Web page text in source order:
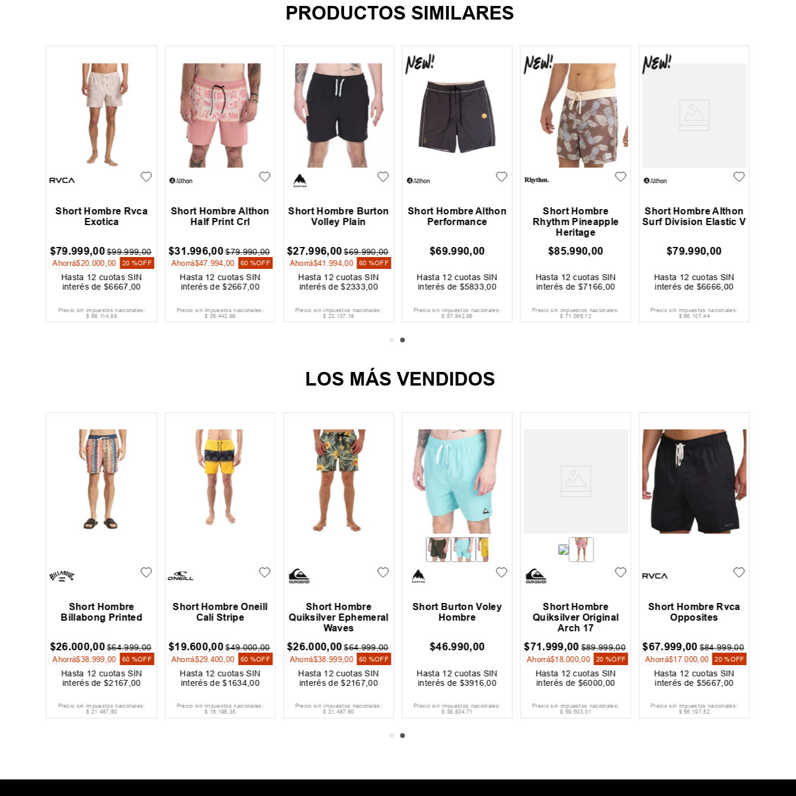
PRODUCTOS SIMILARES
Short Hombre Rvca
Exotica
$79.999,00 $99.999,00
Ahorrá$20.000 ,00 20 %OFF
Hasta 12 cuotas SIN
interés de$6667 ,00
Precio sin impuestos nacionales:
$ 66.114,88
Short Hombre Althon
Half Print Crl
$31.996,00 $79.990,00
Ahorrá$47.994 ,00 60 %OFF
Hasta 12 cuotas SIN
interés de$2667 ,00
Precio sin impuestos nacionales:
$ 26.442,98
Short Hombre Burton
Volley Plain
$27.996,00 $69.990,00
Ahorrá$41 .994,00 60 %OFF
Hasta 12 cuotas SIN
interés de$2333 ,00
Precio sin impuestos nacionales:
$ 23.137,19
Short Hombre Althon
Performance
$69.990,00
Hasta 12 cuotas SIN
interés de $5833 ,00
Precio sin impuestos nacionales:
$ 57.842,98
Short Hombre
Rhythm Pineapple
Heritage
$85.990,00
Hasta 12 cuotas SIN
interés de$7166 00
Precio sin impuestos nacionales:
$ 71 .066,12
Short Hombre Althon
Surf Division Elastic V
$79.990,00
Hasta 12 cuotas SIN
interés de$6666 ,00
Precio sin impuestos nacionales:
$ 66.107,44
LOS MÁS VENDIDOS
Short Hombre
Billabong Printed
$26.000,00 $64.999,00
Ahorrá$38.999 ,00 60 %OFF
Hasta 12 cuotas SIN
interés de$2167 ,00
Precio sin impuestos nacionales:
$ 21.487,60
Short Hombre Oneill
Cali Stripe
$19.600,00 $49.000,00
Ahorrá$29.400 ,00 60 %OFF
Hasta 12 cuotas SIN
interés de$1634 ,00
Precio sin impuestos nacionales:
$ 16.198,35
Short Hombre
Quiksilver Ephemeral
Waves
$26.000,00 $64.999,00
Ahorrá$38 .999,00 60 %OFF
Hasta 12 cuotas SIN
interés de$2167 ,00
Precio sin impuestos nacionales:
$ 21.487,60
Short Burton Voley
Hombre
$46.990,00
Hasta 12 cuotas SIN
interés de $3916 ,00
Precio sin impuestos nacionales:
$ 38.834,71
Short Hombre
Quiksilver Original
Arch 17
$71.999,00 $89.999,00
Ahorrá$18.000,00 20 %OFF
Hasta 12 cuotas SIN
interés de$6000 00
Precio sin impuestos nacionales:
$ 59.503,31
Short Hombre Rvca
Opposites
$67.999,00 $84.999,00
Ahorrá$17.000, 00 20 %OFF
Hasta 12 cuotas SIN
interés de$5667 ,00
Precio sin impuestos nacionales:
$ 56.197,52